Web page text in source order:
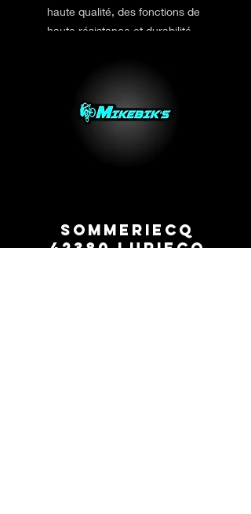
haute qualité, des fonctions de
haute résistance et durabilité
Sommeriecq
42380 Luriecq